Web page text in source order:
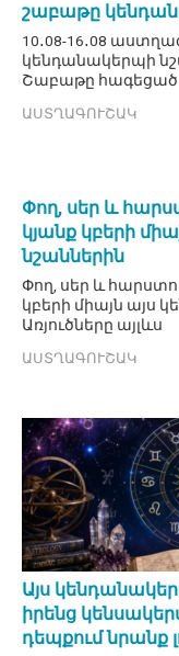
շաբաթը
10․08-16․08
կենդանակերպի
Շաբաթը հագեցած
ԱՍՏՂԱԳՈՒՇԱԿ
Փող, սեր և
կյանք կբերի
նշաններին
Փող, սեր և
կբերի միայն այս
Առյուծները այլևս
ԱՍՏՂԱԳՈՒՇԱԿ
Այս
իրենց
դեպքում նրանք